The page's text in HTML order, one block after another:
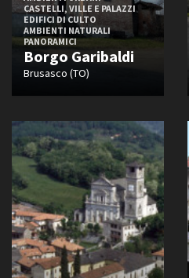
CASTELLI, VILLE E PALAZZI
EDIFICI DI CULTO
AMBIENTI NATURALI
PANORAMICI
Borgo Garibaldi
Brusasco (TO)